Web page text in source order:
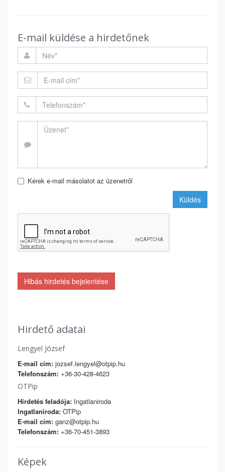
E-mail küldése a hirdetőnek
Kérek e-mail másolatot az üzenetről
Küldés
Hibás hirdetés bejelentése
Hirdető adatai
Lengyel József
E-mail cím: jozsef.lengyel@otpip.hu
Telefonszám: +36-30-428-4623
OTPip
Hirdetés feladója: Ingatlaniroda
Ingatlaniroda: OTPip
E-mail cím: ganz@otpip.hu
Telefonszám: +36-70-451-3893
Képek